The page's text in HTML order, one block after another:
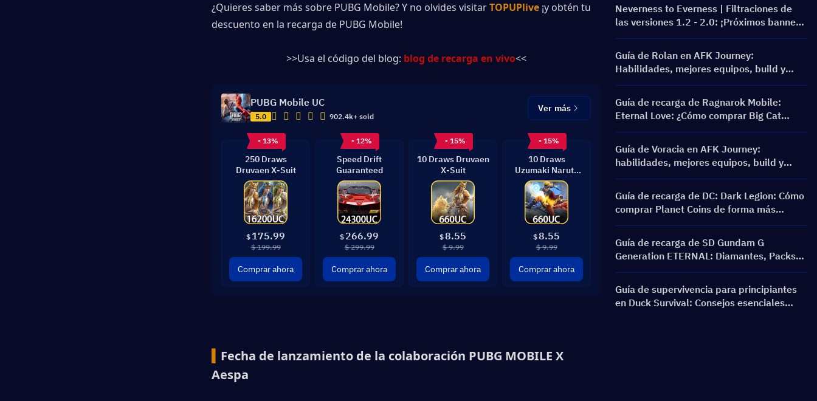
¿Quieres saber más sobre PUBG Mobile? Y no olvides visitar TOPUPlive ¡y obtén tu
descuento en la recarga de PUBG Mobile!
>>Usa el código del blog: blog de recarga en vivo<<
PUBG Mobile UC
5.0 902.4k+ sold
Ver más
- 13%
250 Draws
Druvaen X-Suit
$ 175.99
$ 199.99
Comprar ahora
- 12%
Speed Drift
Guaranteed
$ 266.99
$ 299.99
Comprar ahora
- 15%
10 Draws Druvaen
X-Suit
$8.55
$ 9.99
Comprar ahora
- 15%
10 Draws
Uzumaki Naruto
Gilt
$8.55
$ 9.99
Comprar ahora
Fecha de lanzamiento de la colaboración PUBG MOBILE X
Aespa
Neverness to Everness | Filtraciones de
las versiones 1.2 - 2.0: ¡Próximos banners
y hoja de ruta!
Guía de Rolan en AFK Journey:
Habilidades, mejores equipos, build y
¿vale la pena invocarlo?
Guía de recarga de Ragnarok Mobile:
Eternal Love: ¿Cómo comprar Big Cat
Coins a un mejor precio?
Guía de Voracia en AFK Journey:
habilidades, mejores equipos, build y
¿vale la pena invocarla?
Guía de recarga de DC: Dark Legion: Cómo
comprar Planet Coins de forma más
barata y segura
Guía de recarga de SD Gundam G
Generation ETERNAL: Diamantes, Packs
de Límite de Ruptura, precios y métodos
de recarga
Guía de supervivencia para principiantes
en Duck Survival: Consejos esenciales